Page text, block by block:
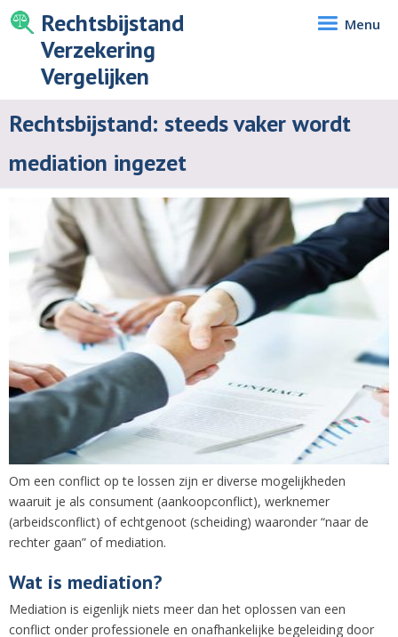
Rechtsbijstand
Verzekering
Vergelijken
Menu
Rechtsbijstand: steeds vaker wordt
mediation ingezet
Om een conflict op te lossen zijn er diverse mogelijkheden
waaruit je als consument (aankoopconflict), werknemer
(arbeidsconflict) of echtgenoot (scheiding) waaronder “naar de
rechter gaan” of mediation.
Wat is mediation?
Mediation is eigenlijk niets meer dan het oplossen van een
conflict onder professionele en onafhankelijke begeleiding door